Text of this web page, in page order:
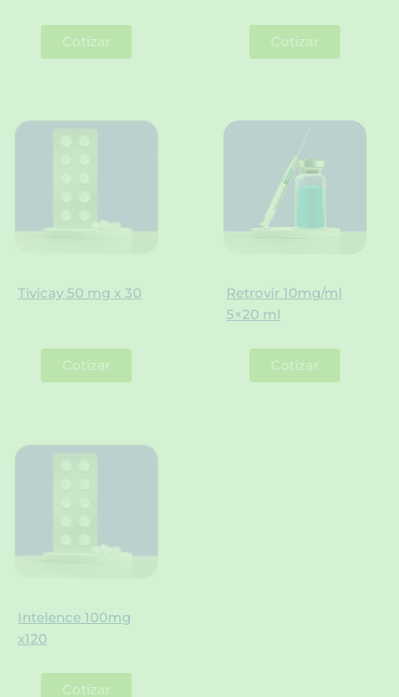
Cotizar Cotizar
Tivicay 50 mg x 30
Cotizar
Retrovir 10mg/ml
5×20 ml
Cotizar
Intelence 100mg
x120
Cotizar